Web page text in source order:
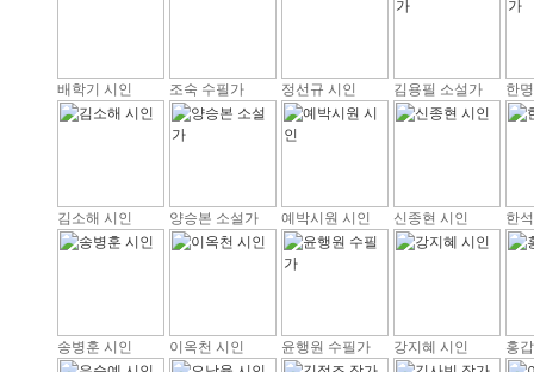
배학기 시인 조숙 수필가 정선규 시인 김용필 소설가 한
김소해 시인 양승본 소설가 예박시원 시인 신종현 시인 한
송병훈 시인 이옥천 시인 윤행원 수필가 강지혜 시인 홍